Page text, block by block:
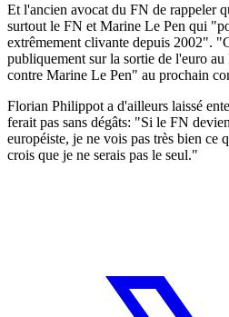
Et l'ancien avocat du FN de rappeler
surtout le FN et Marine Le Pen qui
extrêmement clivante depuis 2002".
publiquement sur la sortie de l'euro
contre Marine Le Pen" au prochain
Florian Philippot a d'ailleurs laissé
ferait pas sans dégâts: "Si le FN
européiste, je ne vois pas très bien ce
crois que je ne serais pas le seul."